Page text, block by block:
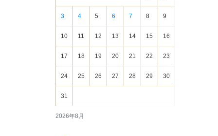
2026年8月
3 4 5 6 7 8 9
10 11 12 13 14 15 16
17 18 19 20 21 22 23
24 25 26 27 28 29 30
31